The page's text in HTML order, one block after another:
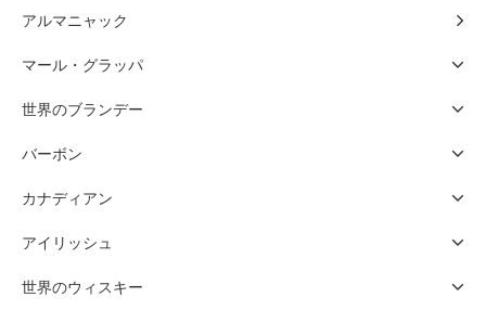
アルマニャック
マール・グラッパ
世界のブランデー
バーボン
カナディアン
アイリッシュ
世界のウィスキー